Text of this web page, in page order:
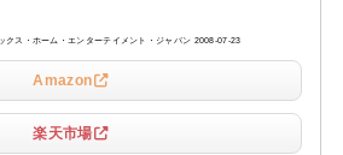
クス・ホーム・エンターテイメント・ジャパン 2008-07-23
Amazon
楽天市場